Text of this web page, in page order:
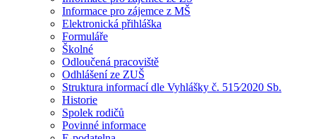
Informace pro zájemce z MŠ
Elektronická přihláška
Formuláře
Školné
Odloučená pracoviště
Odhlášení ze ZUŠ
Struktura informací dle Vyhlášky č. 515⁄2020 Sb.
Historie
Spolek rodičů
Povinné informace